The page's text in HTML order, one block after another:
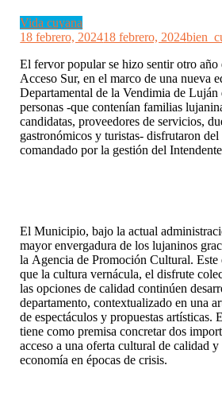
Vida cuyana
18 febrero, 202418 febrero, 2024
El fervor popular se hizo sentir otro
Acceso Sur, en el marco de una nueva
Departamental de la Vendimia de
personas -que contenían familias
candidatas, proveedores de servicios,
gastronómicos y turistas- disfrutaron
comandado por la gestión del
El Municipio, bajo la actual
mayor envergadura de los lujaninos
la Agencia de Promoción Cultural. Este
que la cultura vernácula, el disfrute
las opciones de calidad continúen
departamento, contextualizado en una
de espectáculos y propuestas artísticas.
tiene como premisa concretar dos
acceso a una oferta cultural de calidad
economía en épocas de crisis.